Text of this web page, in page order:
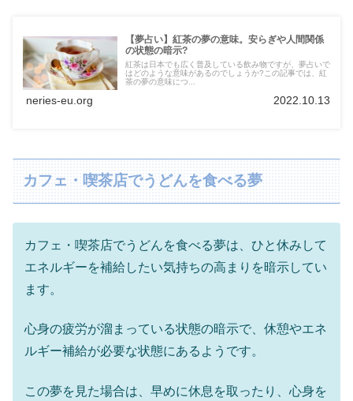
【夢占い】紅茶の夢の意味。安らぎや人間関係
の状態の暗示?
紅茶は日本でも広く普及している飲み物ですが、夢占いで
はどのような意味があるのでしょうか?この記事では、紅
茶の夢の意味につ...
neries-eu.org 2022.10.13
カフェ・喫茶店でうどんを食べる夢
カフェ・喫茶店でうどんを食べる夢は、ひと休みして
エネルギーを補給したい気持ちの高まりを暗示してい
ます。
心身の疲労が溜まっている状態の暗示で、休憩やエネ
ルギー補給が必要な状態にあるようです。
この夢を見た場合は、早めに休息を取ったり、心身を